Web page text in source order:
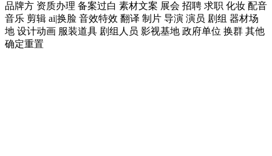
品牌方 资质办理 备案过白 素材文案 展会 招聘 求职 化妆 配音
音乐 剪辑 ai|换脸 音效特效 翻译 制片 导演 演员 剧组 器材场
地 设计动画 服装道具 剧组人员 影视基地 政府单位 换群 其他
确定重置